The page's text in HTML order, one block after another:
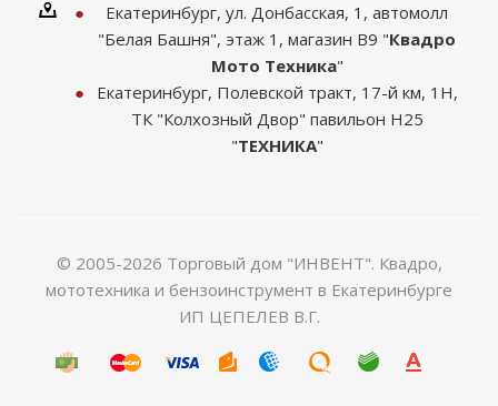
Екатеринбург, ул. Донбасская, 1, автомолл
"Белая Башня", этаж 1, магазин В9 "Квадро
Мото Техника"
Екатеринбург, Полевской тракт, 17-й км, 1Н,
ТК "Колхозный Двор" павильон Н25
"ТЕХНИКА"
© 2005-2026 Торговый дом "ИНВЕНТ". Квадро,
мототехника и бензоинструмент в Екатеринбурге
ИП ЦЕПЕЛЕВ В.Г.